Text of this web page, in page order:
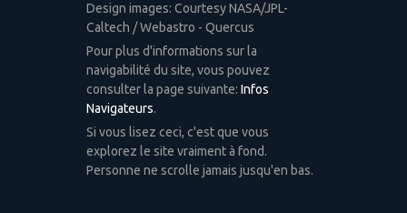
Design images: Courtesy NASA/JPL-
Caltech / Webastro - Quercus
Pour plus d'informations sur la
navigabilité du site, vous pouvez
consulter la page suivante: Infos
Navigateurs.
Si vous lisez ceci, c'est que vous
explorez le site vraiment à fond.
Personne ne scrolle jamais jusqu'en bas.